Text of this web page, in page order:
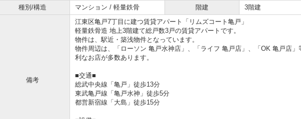
種別/構造
マンション / 軽量鉄骨 階建 3階建
備考
江東区亀戸7丁目に建つ賃貸アパート「リムズコート亀戸」
軽量鉄骨造 地上3階建て総戸数3戸の賃貸アパートです。
物件は、駅近・築浅物件となっています。
物件周辺は、「ローソン 亀戸水神店」、「ライフ 亀戸店」、「OK 亀戸店」
利なお店が多数あります。
■交通■
総武中央線「亀戸」徒歩13分
東武亀戸線「亀戸水神」徒歩5分
都営新宿線「大島」徒歩15分